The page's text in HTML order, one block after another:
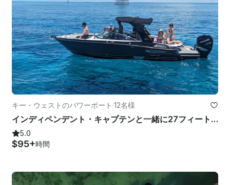
キー・ウェストのパワーボート ·12名様
インディペンデント・キャプテンと一緒に27フィートのモントレー275SSに乗ってキーウェスト・ウォーターズを探検
5.0
$95+時間